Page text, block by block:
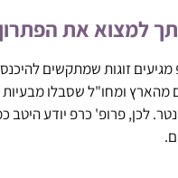
למצוא את
זוגות שמתקשים
מהארץ ומחו"ל שסבלו
לכן, פרופ' כרפ יודע היטב